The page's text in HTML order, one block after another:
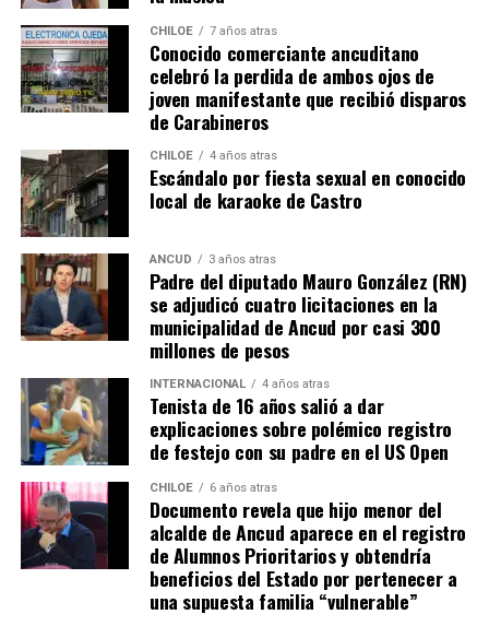
CHILOE 7 años atras
Conocido comerciante ancuditano
celebró la perdida de ambos ojos de
joven manifestante que recibió disparos
de Carabineros
CHILOE 4 años atras
Escándalo por fiesta sexual en conocido
local de karaoke de Castro
ANCUD 3 años atras
Padre del diputado Mauro González (RN)
se adjudicó cuatro licitaciones en la
municipalidad de Ancud por casi 300
millones de pesos
INTERNACIONAL 4 años atras
Tenista de 16 años salió a dar
explicaciones sobre polémico registro
de festejo con su padre en el US Open
CHILOE 6 años atras
Documento revela que hijo menor del
alcalde de Ancud aparece en el registro
de Alumnos Prioritarios y obtendría
beneficios del Estado por pertenecer a
una supuesta familia “vulnerable”